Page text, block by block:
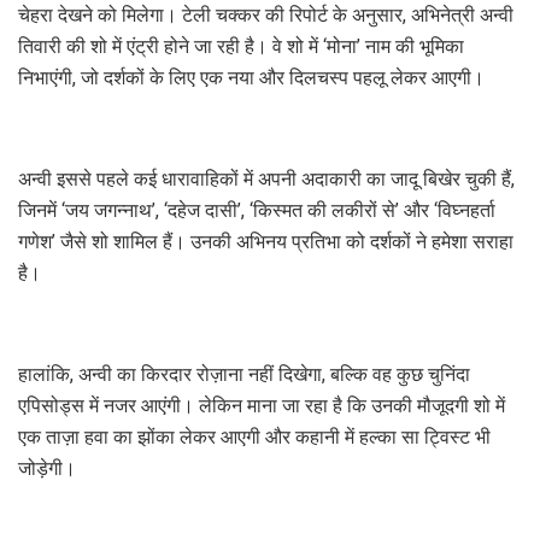
चेहरा देखने को मिलेगा। टेली चक्कर की रिपोर्ट के अनुसार, अभिनेत्री अन्वी
तिवारी की शो में एंट्री होने जा रही है। वे शो में ‘मोना’ नाम की भूमिका
निभाएंगी, जो दर्शकों के लिए एक नया और दिलचस्प पहलू लेकर आएगी।
अन्वी इससे पहले कई धारावाहिकों में अपनी अदाकारी का जादू बिखेर चुकी हैं,
जिनमें ‘जय जगन्नाथ’, ‘दहेज दासी’, ‘किस्मत की लकीरों से’ और ‘विघ्नहर्ता
गणेश’ जैसे शो शामिल हैं। उनकी अभिनय प्रतिभा को दर्शकों ने हमेशा सराहा
है।
हालांकि, अन्वी का किरदार रोज़ाना नहीं दिखेगा, बल्कि वह कुछ चुनिंदा
एपिसोड्स में नजर आएंगी। लेकिन माना जा रहा है कि उनकी मौजूदगी शो में
एक ताज़ा हवा का झोंका लेकर आएगी और कहानी में हल्का सा ट्विस्ट भी
जोड़ेगी।